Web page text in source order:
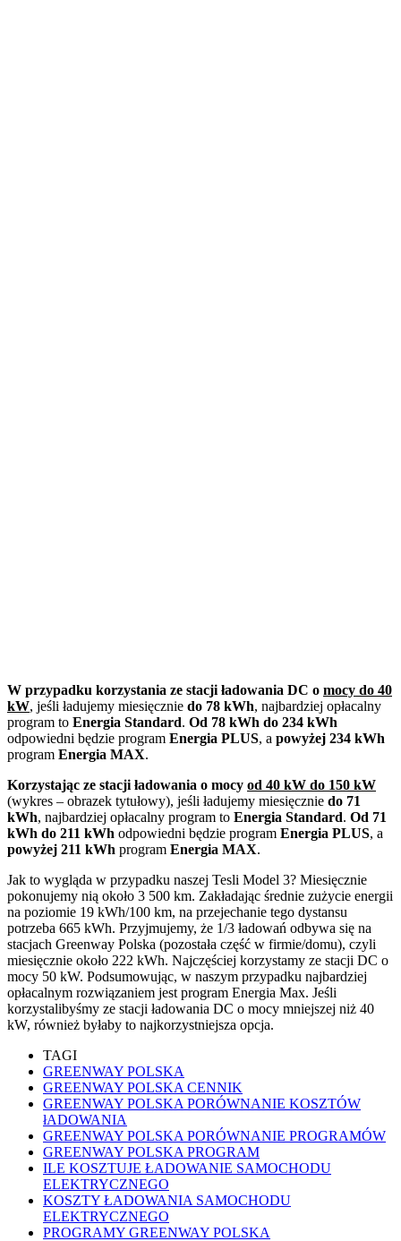
W przypadku korzystania ze stacji ładowania DC o mocy do 40
kW, jeśli ładujemy miesięcznie do 78 kWh, najbardziej opłacalny
program to Energia Standard. Od 78 kWh do 234 kWh
odpowiedni będzie program Energia PLUS, a powyżej 234 kWh
program Energia MAX.
Korzystając ze stacji ładowania o mocy od 40 kW do 150 kW
(wykres – obrazek tytułowy), jeśli ładujemy miesięcznie do 71
kWh, najbardziej opłacalny program to Energia Standard. Od 71
kWh do 211 kWh odpowiedni będzie program Energia PLUS, a
powyżej 211 kWh program Energia MAX.
Jak to wygląda w przypadku naszej Tesli Model 3? Miesięcznie
pokonujemy nią około 3 500 km. Zakładając średnie zużycie energii
na poziomie 19 kWh/100 km, na przejechanie tego dystansu
potrzeba 665 kWh. Przyjmujemy, że 1/3 ładowań odbywa się na
stacjach Greenway Polska (pozostała część w firmie/domu), czyli
miesięcznie około 222 kWh. Najczęściej korzystamy ze stacji DC o
mocy 50 kW. Podsumowując, w naszym przypadku najbardziej
opłacalnym rozwiązaniem jest program Energia Max. Jeśli
korzystalibyśmy ze stacji ładowania DC o mocy mniejszej niż 40
kW, również byłaby to najkorzystniejsza opcja.
TAGI
GREENWAY POLSKA
GREENWAY POLSKA CENNIK
GREENWAY POLSKA PORÓWNANIE KOSZTÓW
łADOWANIA
GREENWAY POLSKA PORÓWNANIE PROGRAMÓW
GREENWAY POLSKA PROGRAM
ILE KOSZTUJE ŁADOWANIE SAMOCHODU
ELEKTRYCZNEGO
KOSZTY ŁADOWANIA SAMOCHODU
ELEKTRYCZNEGO
PROGRAMY GREENWAY POLSKA